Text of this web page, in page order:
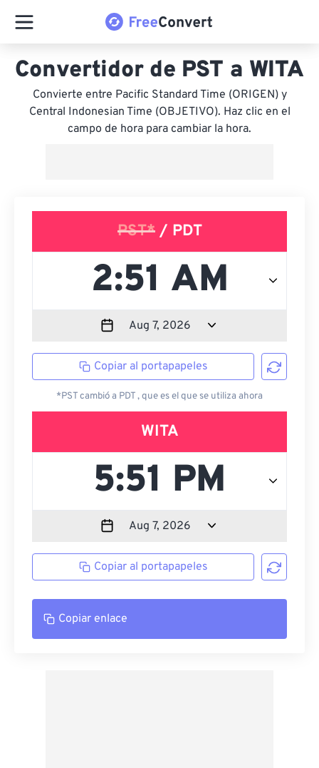
Convertidor de PST a WITA
Convierte entre Pacific Standard Time (ORIGEN) y
Central Indonesian Time (OBJETIVO). Haz clic en el
campo de hora para cambiar la hora.
PST*/ PDT
Copiar al portapapeles
*PST cambió a PDT , que es el que se utiliza ahora
WITA
Copiar al portapapeles
Copiar enlace